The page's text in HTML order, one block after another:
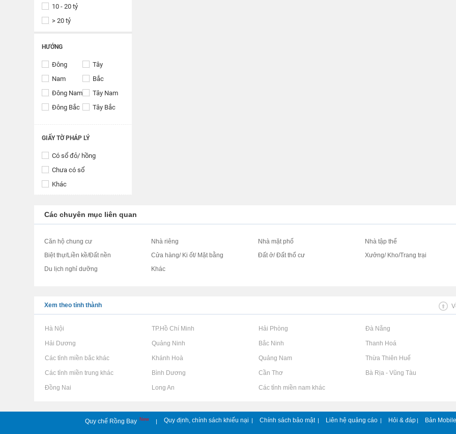
10 - 20 tỷ
> 20 tỷ
HƯỚNG
Đông
Tây
Nam
Bắc
Đông Nam
Tây Nam
Đông Bắc
Tây Bắc
GIẤY TỜ PHÁP LÝ
Có sổ đỏ/ hồng
Chưa có sổ
Khác
Các chuyên mục liên quan
Căn hộ chung cư Nhà riêng Nhà mặt phố
Nhà tập thể
Biệt thự/Liền kề/Đất nền
Cửa hàng/ Ki ốt/ Mặt bằng Đất ở/ Đất thổ cư
Xưởng/ Kho/Trang trại
Du lịch nghỉ dưỡng
Khác
Xem theo tỉnh thành
Rao vặt tại Hà Nội Rao vặt tại TP.Hồ Chí Minh Rao vặt tại Hải Phòng Rao vặt tại Đà Nẵng
Rao vặt tại Hải Dương Rao vặt tại Quảng Ninh Rao vặt tại Bắc Ninh Rao vặt tại Thanh Hoá
Rao vặt tại Các tỉnh miền bắc khác Rao vặt tại Khánh Hoà Rao vặt tại Quảng Nam Rao vặt tại Thừa Thiên Huế
Rao vặt tại Các tỉnh miền trung khác Rao vặt tại Bình Dương Rao vặt tại Cần Thơ Rao vặt tại Bà Rịa - Vũng Tàu
Rao vặt tại Đồng Nai Rao vặt tại Long An Rao vặt tại Các tỉnh miền nam khác
Quy chế Rồng Bay New | Quy định, chính sách khiếu nại | Chính sách bảo mật | Liên hệ quảng cáo | Hỏi & đáp | Bản Mobile